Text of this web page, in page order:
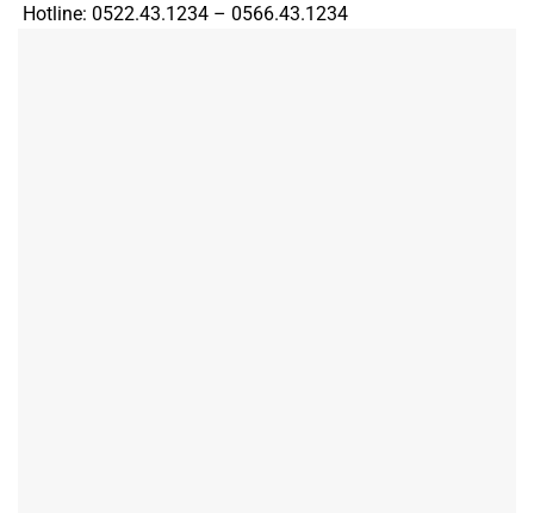
Hotline: 0522.43.1234 – 0566.43.1234